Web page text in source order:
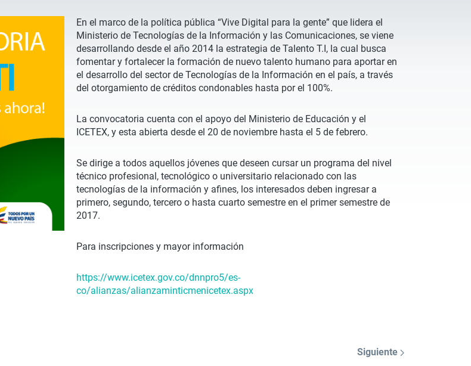
En el marco de la política pública “Vive Digital para la gente” que lidera el
Ministerio de Tecnologías de la Información y las Comunicaciones, se viene
desarrollando desde el año 2014 la estrategia de Talento T.I, la cual busca
fomentar y fortalecer la formación de nuevo talento humano para aportar en
el desarrollo del sector de Tecnologías de la Información en el país, a través
del otorgamiento de créditos condonables hasta por el 100%.
La convocatoria cuenta con el apoyo del Ministerio de Educación y el
ICETEX, y esta abierta desde el 20 de noviembre hasta el 5 de febrero.
Se dirige a todos aquellos jóvenes que deseen cursar un programa del nivel
técnico profesional, tecnológico o universitario relacionado con las
tecnologías de la información y afines, los interesados deben ingresar a
primero, segundo, tercero o hasta cuarto semestre en el primer semestre de
2017.
Para inscripciones y mayor información
https://www.icetex.gov.co/dnnpro5/es-
co/alianzas/alianzaminticmenicetex.aspx
Siguiente